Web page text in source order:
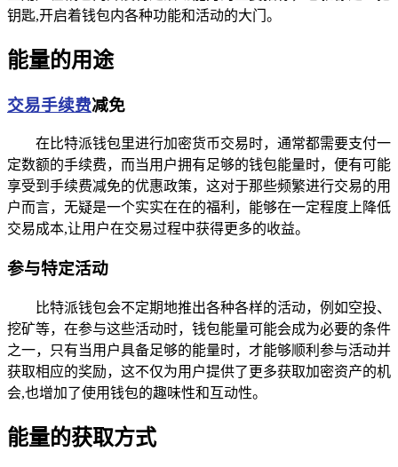
钥匙,开启着钱包内各种功能和活动的大门。
能量的用途
交易手续费减免
在比特派钱包里进行加密货币交易时，通常都需要支付一
定数额的手续费，而当用户拥有足够的钱包能量时，便有可能
享受到手续费减免的优惠政策，这对于那些频繁进行交易的用
户而言，无疑是一个实实在在的福利，能够在一定程度上降低
交易成本,让用户在交易过程中获得更多的收益。
参与特定活动
比特派钱包会不定期地推出各种各样的活动，例如空投、
挖矿等，在参与这些活动时，钱包能量可能会成为必要的条件
之一，只有当用户具备足够的能量时，才能够顺利参与活动并
获取相应的奖励，这不仅为用户提供了更多获取加密资产的机
会,也增加了使用钱包的趣味性和互动性。
能量的获取方式